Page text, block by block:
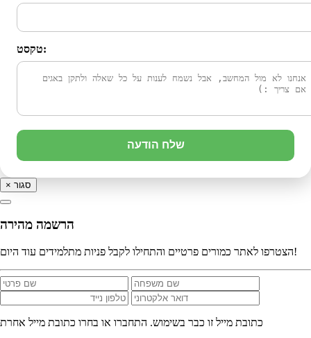
טקסט:
שלח הודעה
× סגור
הרשמה מהירה
הצטרפו לאתר כמורים פרטיים והתחילו לקבל פניות מתלמידים עוד היום!
כתובת מייל זו כבר בשימוש. התחברו או בחרו כתובת מייל אחרת